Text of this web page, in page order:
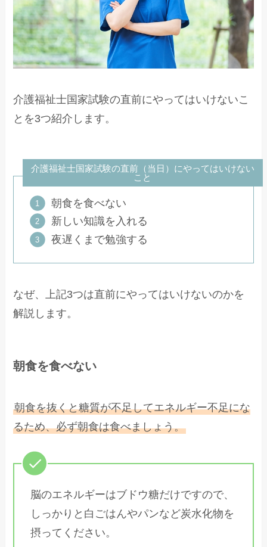
介護福祉士国家試験の直前にやってはいけないこ
とを3つ紹介します。
介護福祉士国家試験の直前（当日）にやってはいけない
こと
朝食を食べない
新しい知識を入れる
夜遅くまで勉強する
なぜ、上記3つは直前にやってはいけないのかを
解説します。
朝食を食べない
朝食を抜くと糖質が不足してエネルギー不足にな
るため、必ず朝食は食べましょう。
脳のエネルギーはブドウ糖だけですので、
しっかりと白ごはんやパンなど炭水化物を
摂ってください。